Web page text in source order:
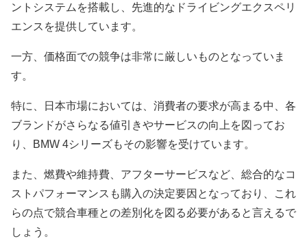
ントシステムを搭載し、先進的なドライビングエクスペリ
エンスを提供しています。
一方、価格面での競争は非常に厳しいものとなっていま
す。
特に、日本市場においては、消費者の要求が高まる中、各
ブランドがさらなる値引きやサービスの向上を図ってお
り、BMW 4シリーズもその影響を受けています。
また、燃費や維持費、アフターサービスなど、総合的なコ
ストパフォーマンスも購入の決定要因となっており、これ
らの点で競合車種との差別化を図る必要があると言えるで
しょう。